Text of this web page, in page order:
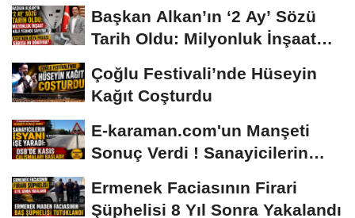
Başkan Alkan’ın ‘2 Ay’ Sözü
Tarih Oldu: Milyonluk İnşaat
Çoğlu Festivali’nde Hüseyin
Kağıt Coşturdu
E-karaman.com'un Manşeti
Sonuç Verdi ! Sanayicilerin
Ermenek Faciasının Firari
Şüphelisi 8 Yıl Sonra Yakalandı